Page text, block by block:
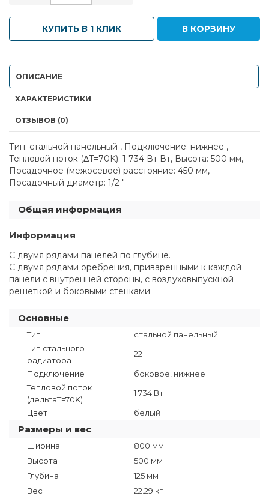
КУПИТЬ В 1 КЛИК В КОРЗИНУ
ОПИСАНИЕ
ХАРАКТЕРИСТИКИ
ОТЗЫВОВ (0)
Тип: стальной панельный , Подключение: нижнее ,
Тепловой поток (ΔT=70K): 1 734 Вт Вт, Высота: 500 мм,
Посадочное (межосевое) расстояние: 450 мм,
Посадочный диаметр: 1/2 "
Общая информация
Информация
С двумя рядами панелей по глубине.
С двумя рядами оребрения, приваренными к каждой
панели с внутренней стороны, с воздуховыпускной
решеткой и боковыми стенками
Основные
Тип
стальной панельный
Тип стального
радиатора
22
Подключение
боковое, нижнее
Тепловой поток
(дельтаT=70K)
1 734 Вт
Цвет белый
Размеры и вес
Ширина
800 мм
Высота
500 мм
Глубина
125 мм
Вес
22.29 кг